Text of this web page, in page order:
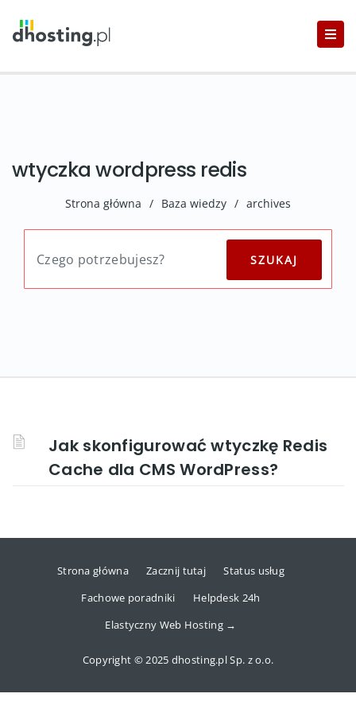
wtyczka wordpress redis
Strona główna / Baza wiedzy / archives
Jak skonfigurować wtyczkę Redis
Cache dla CMS WordPress?
Strona główna Zacznij tutaj
Status usług
Fachowe poradniki
Helpdesk 24h
Elastyczny Web Hosting →
Copyright © 2025 dhosting.pl Sp. z o.o.